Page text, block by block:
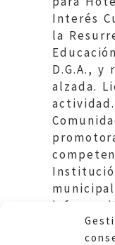
Interés
la
D.G.A., y
alzada.